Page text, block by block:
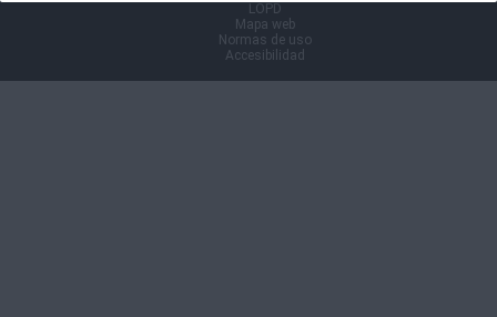
LOPD
Mapa web
Normas de uso
Accesibilidad